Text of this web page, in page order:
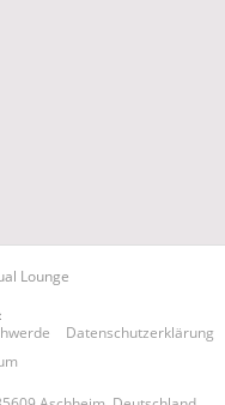
Lounge
Datenschutzerklärung